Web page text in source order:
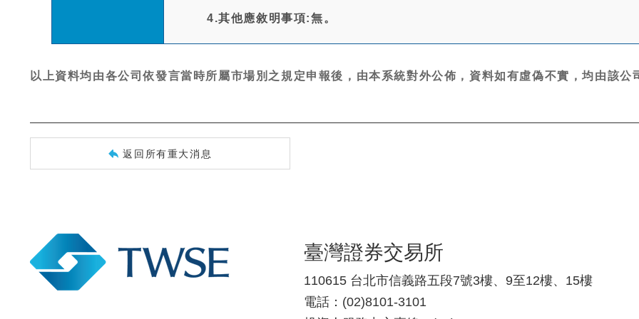
4.其他應敘明事項:無。
以上資料均由各公司依發言當時所屬市場別之規定申報後，由本系統對外公佈，資料如有虛偽不實，均由該公
返回所有重大消息
臺灣證券交易所
110615 台北市信義路五段7號3樓、9至12樓、15樓
電話：(02)8101-3101